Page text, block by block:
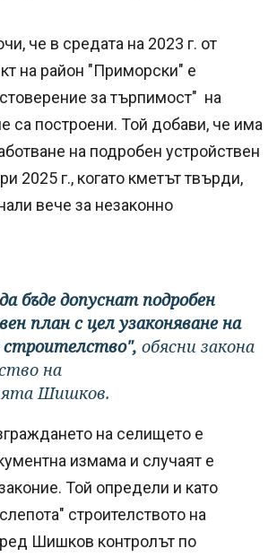
че в средата на 2023 г. от
на район "Приморски" е
за търпимост" на
са построени. Той добави, че има
на подробен устройствен
2025 г., когато кметът твърди,
вече за незаконно
бъде допуснат подробен
план с цел узаконяване на
строителство", обясни закона
на
Шишков.
на селището е
измама и случаят е
Той определи и като
строителството на
Шишков контролът по